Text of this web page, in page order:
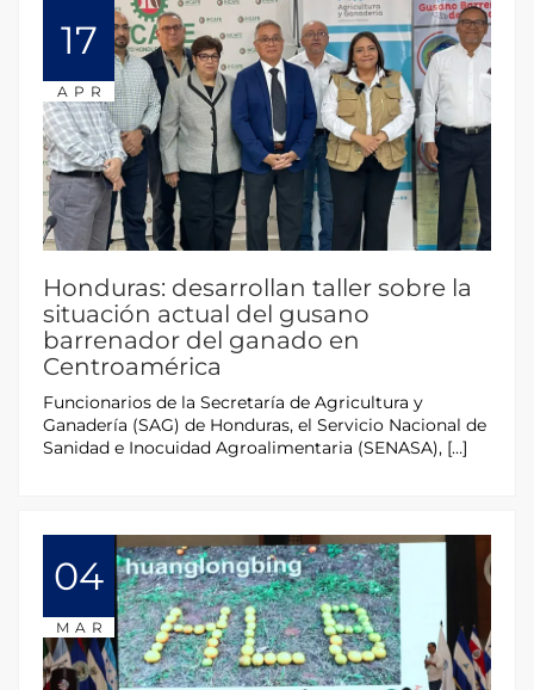
17
APR
Honduras: desarrollan taller sobre la
situación actual del gusano
barrenador del ganado en
Centroamérica
Funcionarios de la Secretaría de Agricultura y
Ganadería (SAG) de Honduras, el Servicio Nacional de
Sanidad e Inocuidad Agroalimentaria (SENASA), […]
04
MAR